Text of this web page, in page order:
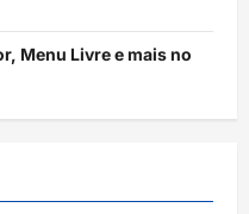
Menu Livre e mais no